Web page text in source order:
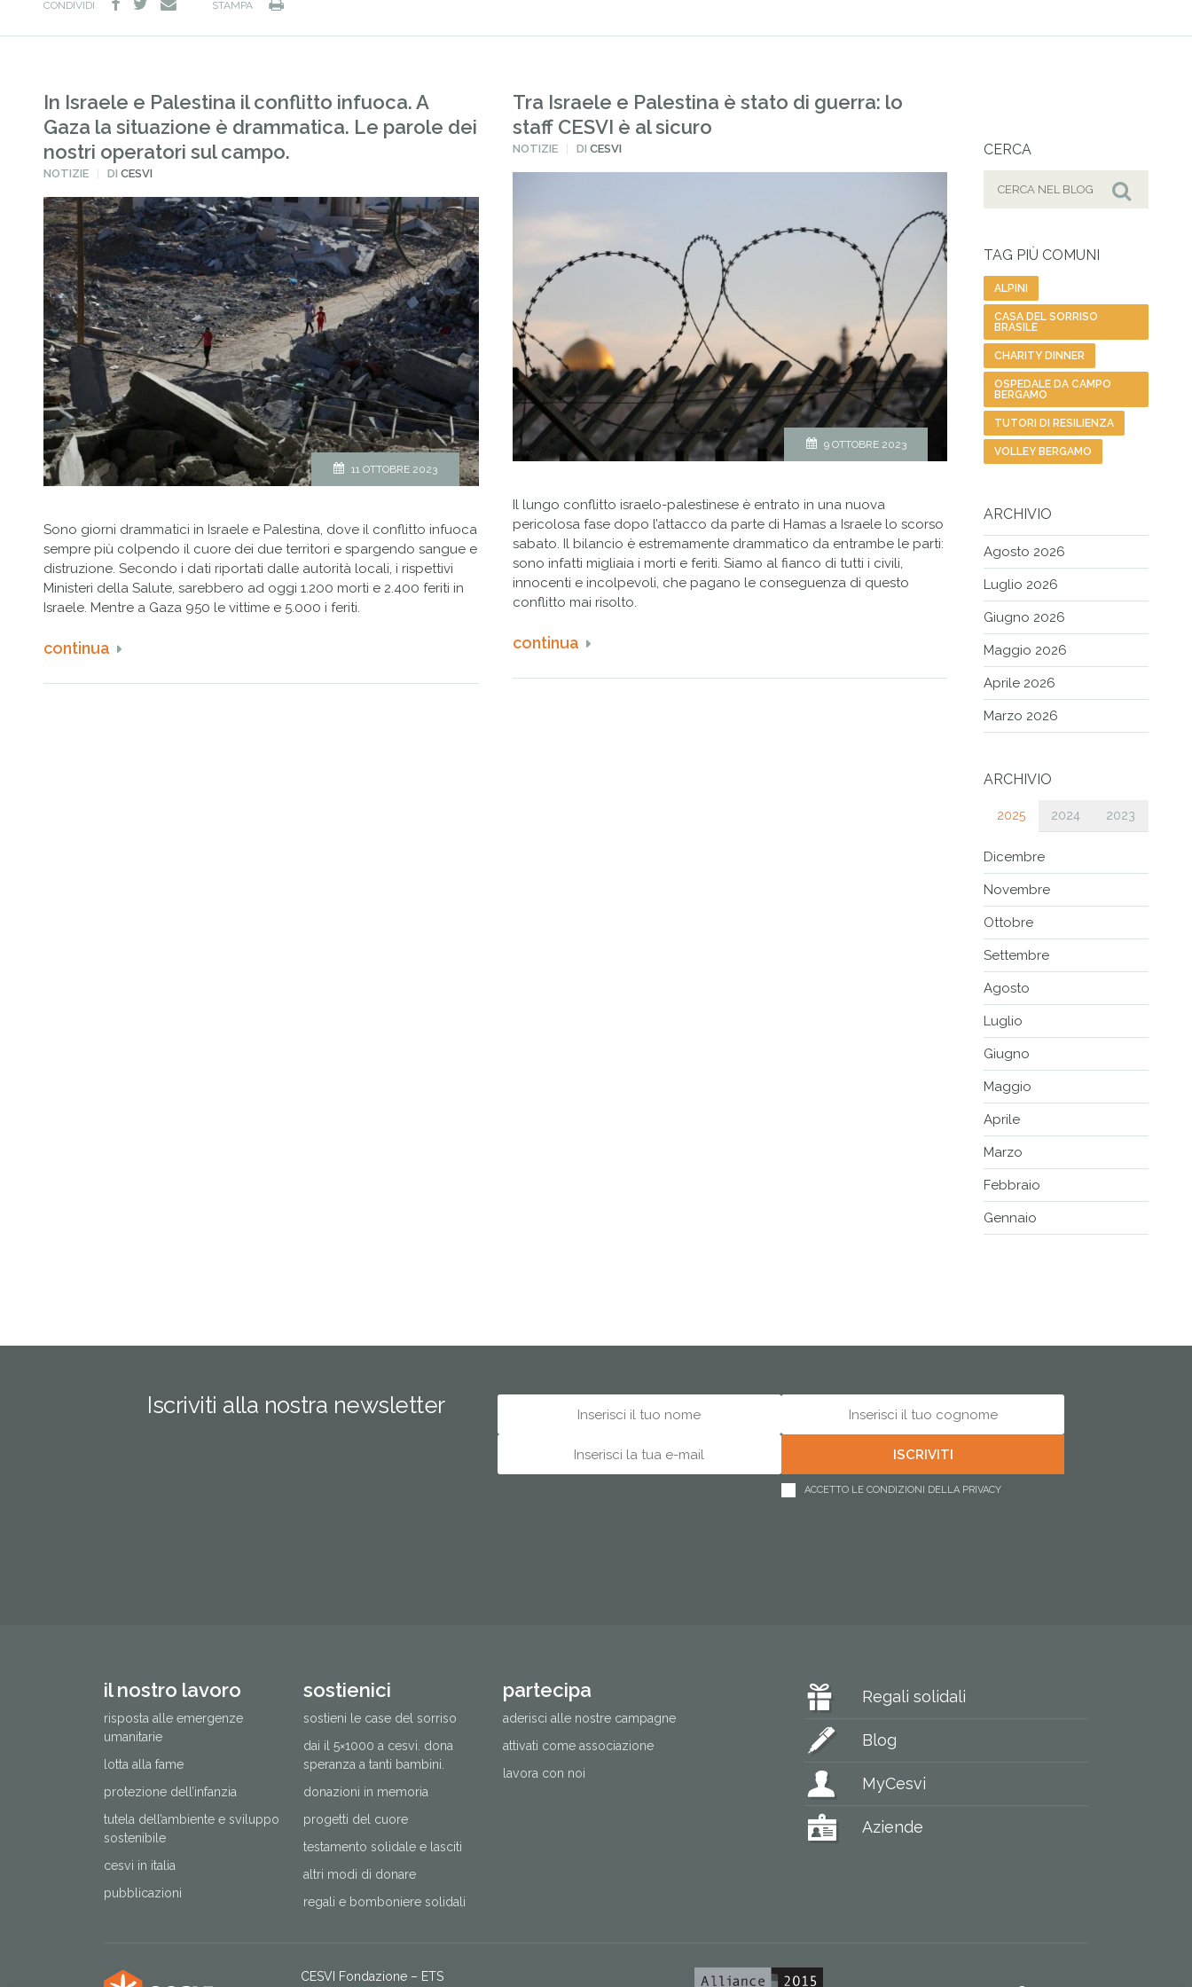
CONDIVIDI
e-
STAMPA
In Israele e Palestina il conflitto infuoca. A
Gaza la situazione è drammatica. Le parole dei
nostri operatori sul campo.
PUBBLICATO
NOTIZIE DICESVI
11 OTTOBRE 2023
Sono giorni drammatici in Israele e Palestina, dove il conflitto infuoca
sempre più colpendo il cuore dei due territori e spargendo sangue e
distruzione. Secondo i dati riportati dalle autorità locali, i rispettivi
Ministeri della Salute, sarebbero ad oggi 1.200 morti e 2.400 feriti in
Israele. Mentre a Gaza 950 le vittime e 5.000 i feriti.
continua
Tra Israele e Palestina è stato di guerra: lo
staff CESVI è al sicuro
PUBBLICATO
NOTIZIE DICESVI
9 OTTOBRE 2023
Il lungo conflitto israelo-palestinese è entrato in una nuova
pericolosa fase dopo l’attacco da parte di Hamas a Israele lo scorso
sabato. Il bilancio è estremamente drammatico da entrambe le parti:
sono infatti migliaia i morti e feriti. Siamo al fianco di tutti i civili,
innocenti e incolpevoli, che pagano le conseguenza di questo
conflitto mai risolto.
continua
CERCA
Cerca
TAG PIÙ COMUNI
ALPINI
CASA DEL SORRISO
BRASILE
CHARITY DINNER
OSPEDALE DA CAMPO
BERGAMO
TUTORI DI RESILIENZA
VOLLEY BERGAMO
ARCHIVIO
Agosto 2026
Luglio 2026
Giugno 2026
Maggio 2026
Aprile 2026
Marzo 2026
ARCHIVIO
2025 2024 2023
Dicembre
Novembre
Ottobre
Settembre
Agosto
Luglio
Giugno
Maggio
Aprile
Marzo
Febbraio
Gennaio
Iscriviti alla nostra newsletter
ACCETTO LE CONDIZIONI DELLA PRIVACY
il nostro lavoro
risposta alle emergenze
umanitarie
lotta alla fame
protezione dell’infanzia
tutela dell’ambiente e sviluppo
sostenibile
cesvi in italia
pubblicazioni
sostienici
sostieni le case del sorriso
dai il 5×1000 a cesvi. dona
speranza a tanti bambini.
donazioni in memoria
progetti del cuore
testamento solidale e lasciti
altri modi di donare
regali e bomboniere solidali
partecipa
aderisci alle nostre campagne
attivati come associazione
lavora con noi
Regali solidali
Blog
MyCesvi
Aziende
CESVI Fondazione – ETS